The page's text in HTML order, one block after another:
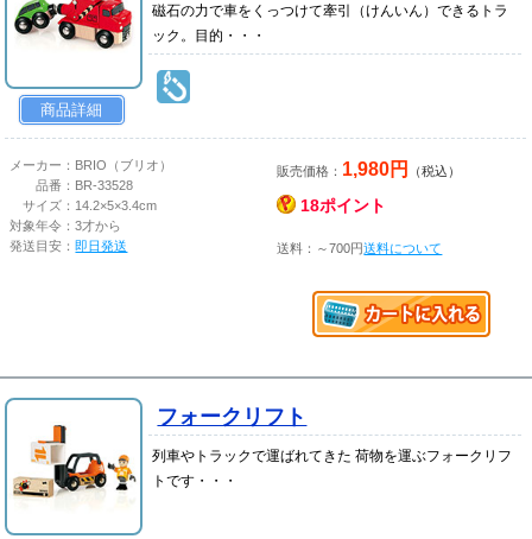
商品詳細
磁石の力で車をくっつけて牽引（けんいん）できるトラ
ック。目的・・・
メーカー： BRIO（ブリオ）
品番： BR-33528
サイズ： 14.2×5×3.4cm
対象年令：3才から
発送目安：即日発送
販売価格： 1,980円 （税込）
18ポイント
送料：～700円送料について
フォークリフト
列車やトラックで運ばれてきた 荷物を運ぶフォークリフ
トです・・・